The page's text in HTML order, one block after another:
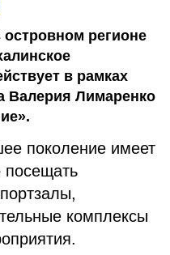
регионе
в рамках
Валерия Лимаренко
поколение имеет
посещать
комплексы